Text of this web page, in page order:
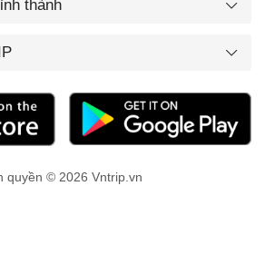
thành
quyền © 2026 Vntrip.vn